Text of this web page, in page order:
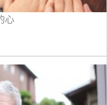
心